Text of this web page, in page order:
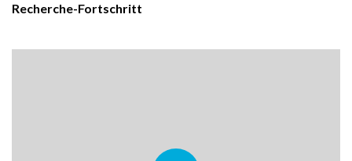
Recherche-Fortschritt